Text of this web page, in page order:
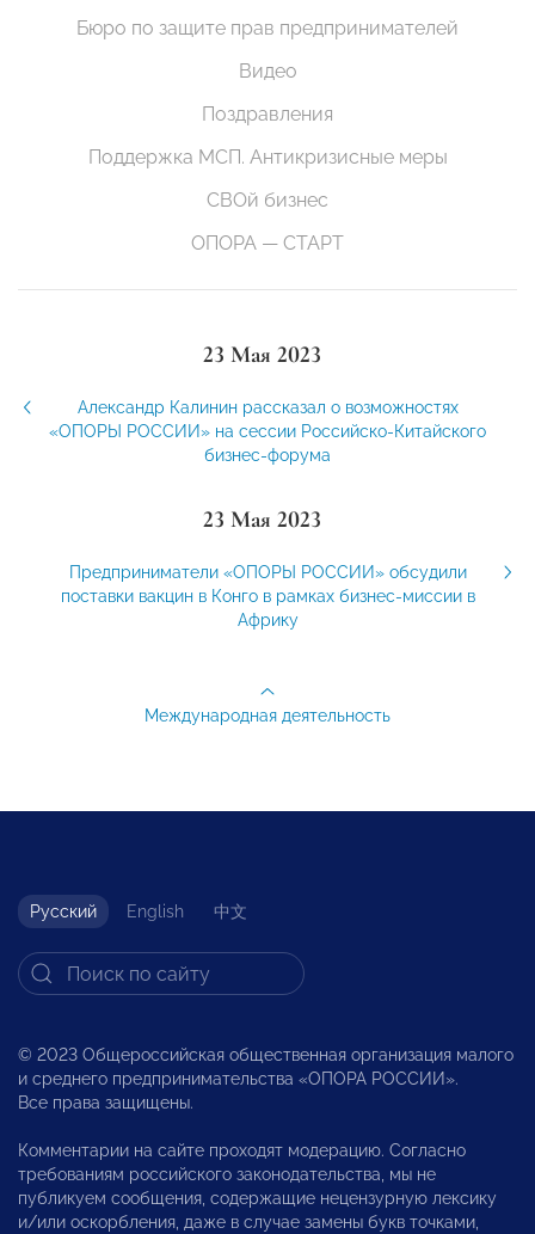
Бюро по защите прав предпринимателей
Видео
Поздравления
Поддержка МСП. Антикризисные меры
СВОй бизнес
ОПОРА — СТАРТ
23 Мая 2023
Александр Калинин рассказал о возможностях
«ОПОРЫ РОССИИ» на сессии Российско-Китайского
бизнес-форума
23 Мая 2023
Предприниматели «ОПОРЫ РОССИИ» обсудили
поставки вакцин в Конго в рамках бизнес-миссии в
Африку
Международная деятельность
Русский English 中文
© 2023 Общероссийская общественная организация малого
и среднего предпринимательства «ОПОРА РОССИИ».
Все права защищены.
Комментарии на сайте проходят модерацию. Согласно
требованиям российского законодательства, мы не
публикуем сообщения, содержащие нецензурную лексику
и/или оскорбления, даже в случае замены букв точками,